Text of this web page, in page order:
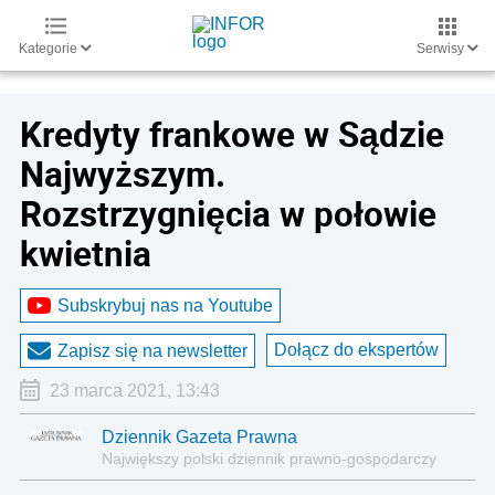
Kategorie Serwisy
Kredyty frankowe w Sądzie
Najwyższym.
Rozstrzygnięcia w połowie
kwietnia
Subskrybuj nas na Youtube
Zapisz się na newsletter Dołącz do ekspertów
23 marca 2021, 13:43
Dziennik Gazeta Prawna
Największy polski dziennik prawno-gospodarczy